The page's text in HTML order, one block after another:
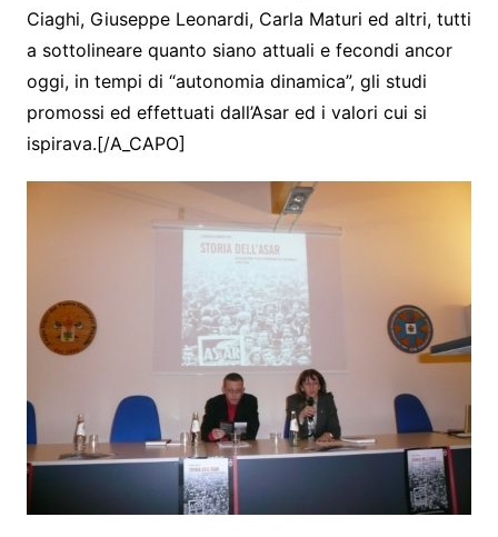
Ciaghi, Giuseppe Leonardi, Carla Maturi ed altri, tutti
a sottolineare quanto siano attuali e fecondi ancor
oggi, in tempi di “autonomia dinamica”, gli studi
promossi ed effettuati dall’Asar ed i valori cui si
ispirava.[/A_CAPO]